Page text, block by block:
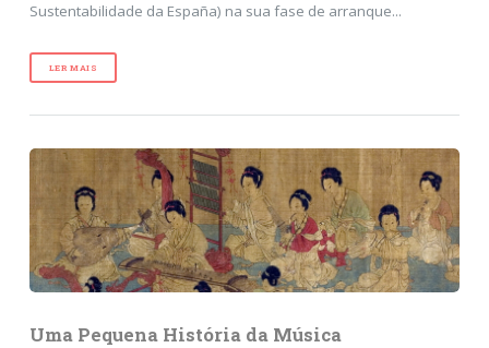
Sustentabilidade da España) na sua fase de arranque...
LER MAIS
Uma Pequena História da Música